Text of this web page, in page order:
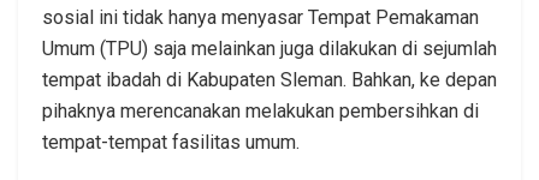
sosial ini tidak hanya menyasar Tempat Pemakaman
Umum (TPU) saja melainkan juga dilakukan di sejumlah
tempat ibadah di Kabupaten Sleman. Bahkan, ke depan
pihaknya merencanakan melakukan pembersihkan di
tempat-tempat fasilitas umum.